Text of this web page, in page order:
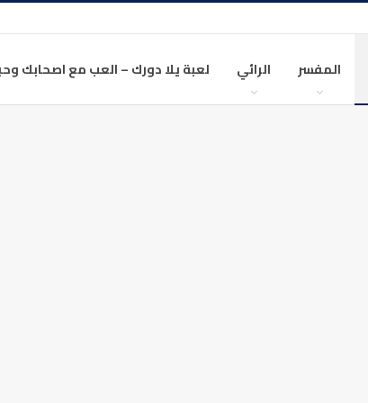
المفسر الرائي لعبة يلا دورك – العب مع اصحابك